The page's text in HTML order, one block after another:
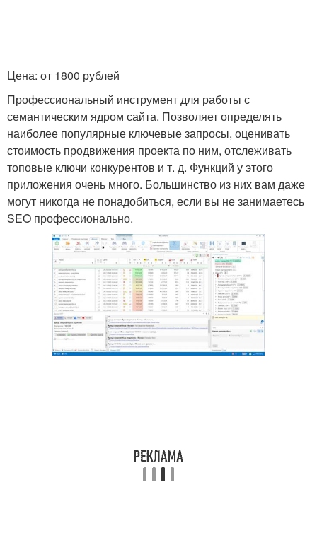
Цена: от 1800 рублей
Профессиональный инструмент для работы с
семантическим ядром сайта. Позволяет определять
наиболее популярные ключевые запросы, оценивать
стоимость продвижения проекта по ним, отслеживать
топовые ключи конкурентов и т. д. Функций у этого
приложения очень много. Большинство из них вам даже
могут никогда не понадобиться, если вы не занимаетесь
SEO профессионально.